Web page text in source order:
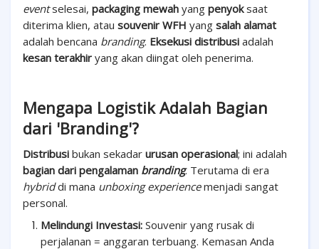
eventselesai, packaging mewah yang penyoksaat
diterima klien, atau souvenir WFH yang salah alamat
adalah bencana branding. Eksekusi distribusi adalah
kesan terakhir yang akan diingat oleh penerima.
Mengapa Logistik Adalah Bagian
dari 'Branding'?
Distribusi bukan sekadar urusan operasional; ini adalah
bagian dari pengalaman branding. Terutama di era
hybriddi mana unboxing experiencemenjadi sangat
personal.
Melindungi Investasi: Souvenir yang rusak di
perjalanan = anggaran terbuang. Kemasan Anda